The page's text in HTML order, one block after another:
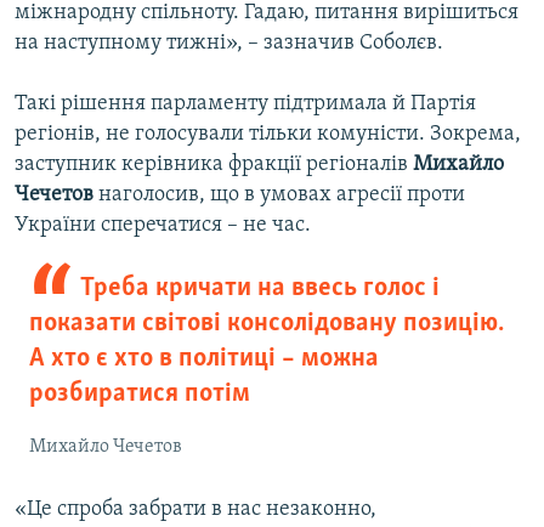
міжнародну спільноту. Гадаю, питання вирішиться
на наступному тижні», – зазначив Соболєв.
Такі рішення парламенту підтримала й Партія
регіонів, не голосували тільки комуністи. Зокрема,
заступник керівника фракції регіоналів Михайло
Чечетов наголосив, що в умовах агресії проти
України сперечатися – не час.
Треба кричати на ввесь голос і
показати світові консолідовану позицію.
А хто є хто в політиці – можна
розбиратися потім
Михайло Чечетов
«Це спроба забрати в нас незаконно,